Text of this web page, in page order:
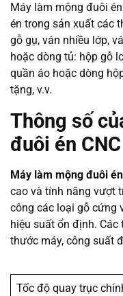
Máy làm mộng đuôi
én trong sản xuất các
gỗ gụ, ván nhiều lớp,
hoặc dòng tủ: hộp gỗ
quần áo hoặc dòng
tặng, v.v.
Thông số
đuôi én CNC
Máy làm mộng đuôi
cao và tính năng vượt
công các loại gỗ cứng
hiệu suất ổn định.
thước máy, công suất
Tốc độ quay trục